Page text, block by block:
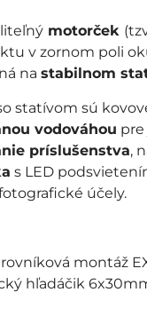
motorček
v zornom poli
na stabilnom
statívom sú
vodováhou
príslušenstva,
s LED
účely.
montáž
hľadáčik